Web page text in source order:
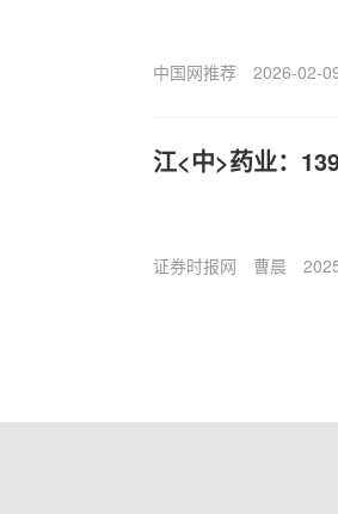
中国网推荐 2026-02-
江<中>药业：
证券时报网 曹晨